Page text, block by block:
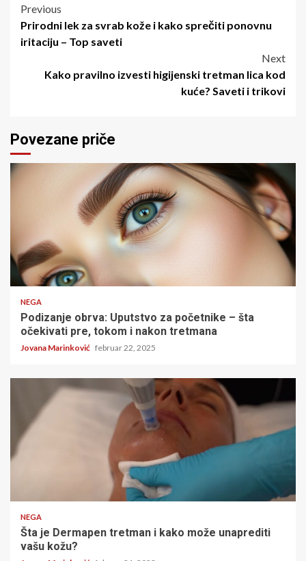
Post
navigation
Previous
Prirodni lek za svrab kože i kako sprečiti ponovnu
iritaciju – Top saveti
Next
Kako pravilno izvesti higijenski tretman lica kod
kuće? Saveti i trikovi
Povezane priče
5 minuta čitanja
NEGA
Podizanje obrva: Uputstvo za početnike – šta
očekivati pre, tokom i nakon tretmana
Jovana Marinković februar 22, 2025
NEGA
Šta je Dermapen tretman i kako može unaprediti
vašu kožu?